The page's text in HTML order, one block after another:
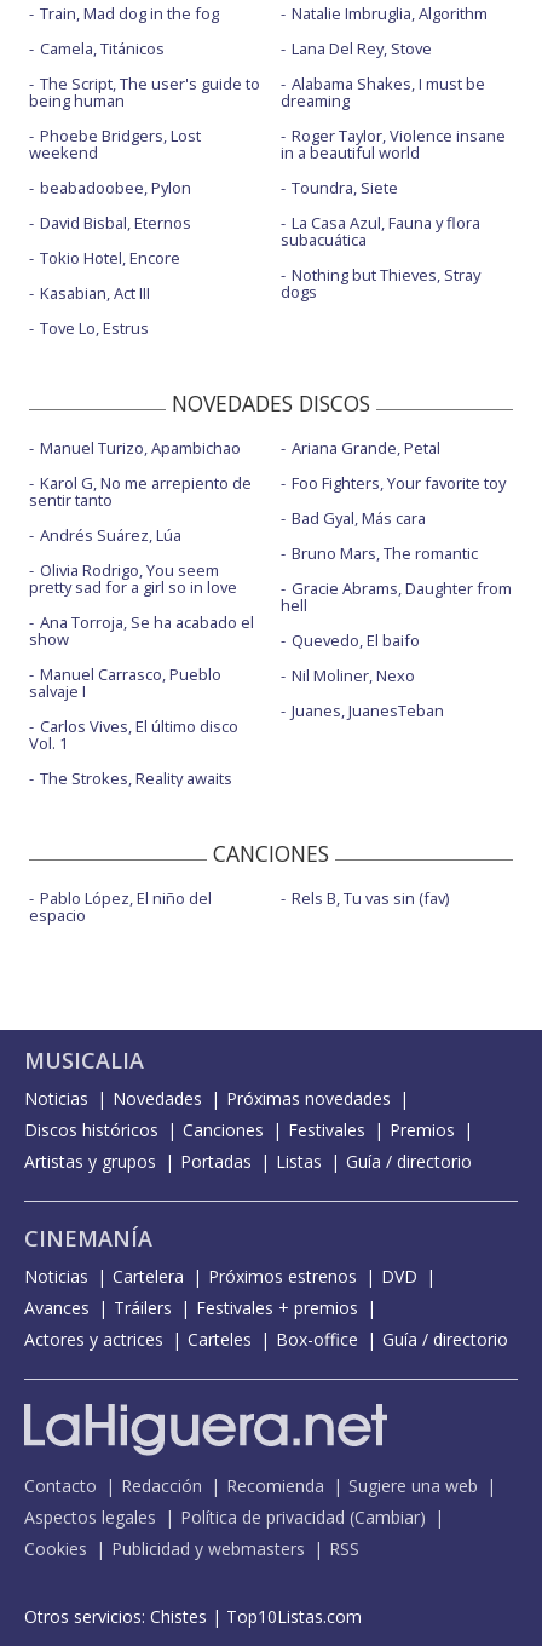
Train, Mad dog in the fog
Camela, Titánicos
The Script, The user's guide to
being human
Phoebe Bridgers, Lost
weekend
beabadoobee, Pylon
David Bisbal, Eternos
Tokio Hotel, Encore
Kasabian, Act III
Tove Lo, Estrus
Natalie Imbruglia, Algorithm
Lana Del Rey, Stove
Alabama Shakes, I must be
dreaming
Roger Taylor, Violence insane
in a beautiful world
Toundra, Siete
La Casa Azul, Fauna y flora
subacuática
Nothing but Thieves, Stray
dogs
NOVEDADES DISCOS
Manuel Turizo, Apambichao
Karol G, No me arrepiento de
sentir tanto
Andrés Suárez, Lúa
Olivia Rodrigo, You seem
pretty sad for a girl so in love
Ana Torroja, Se ha acabado el
show
Manuel Carrasco, Pueblo
salvaje I
Carlos Vives, El último disco
Vol. 1
The Strokes, Reality awaits
Ariana Grande, Petal
Foo Fighters, Your favorite toy
Bad Gyal, Más cara
Bruno Mars, The romantic
Gracie Abrams, Daughter from
hell
Quevedo, El baifo
Nil Moliner, Nexo
Juanes, JuanesTeban
CANCIONES
Pablo López, El niño del
espacio
Rels B, Tu vas sin (fav)
MUSICALIA
Noticias Novedades
Próximas novedades
Discos históricos
Canciones Festivales
Premios
Artistas y grupos
Portadas Listas Guía / directorio
CINEMANÍA
Noticias Cartelera Próximos estrenos
DVD
Avances
Tráilers
Festivales + premios
Actores y actrices
Carteles Box-office Guía / directorio
Contacto Redacción Recomienda
Sugiere una web
Aspectos legales
Política de privacidad (Cambiar)
Cookies
Publicidad y webmasters RSS
Otros servicios: Chistes | Top10Listas.com